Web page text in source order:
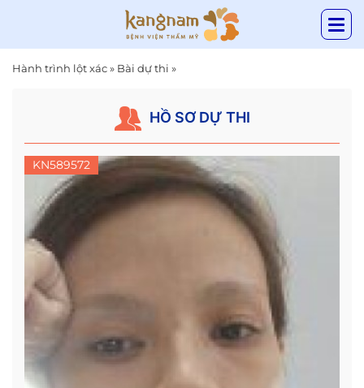
Hành trình lột xác» Bài dự thi »
HỒ SƠ DỰ THI
KN589572